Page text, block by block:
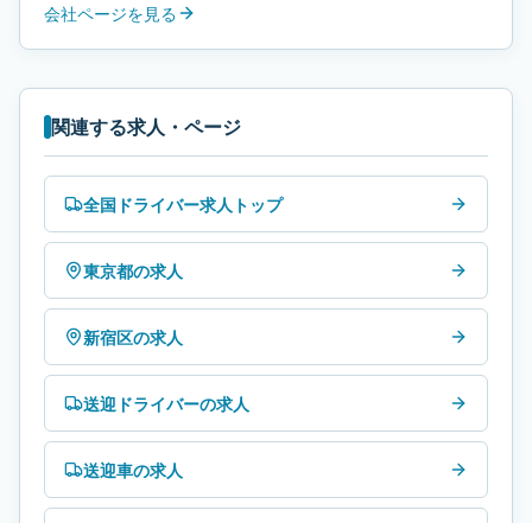
会社ページを見る
関連する求人・ページ
全国ドライバー求人トップ
東京都の求人
新宿区の求人
送迎ドライバーの求人
送迎車の求人